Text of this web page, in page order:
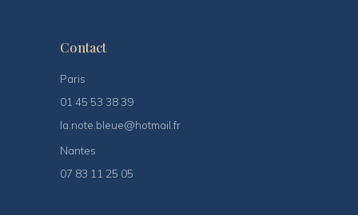
Contact
Paris
01 45 53 38 39
la.note.bleue@hotmail.fr
Nantes
07 83 11 25 05